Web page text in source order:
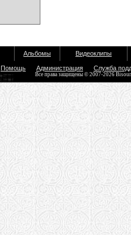
Альбомы Видеоклипы
Помощь Администрация Служба
Все права защищены © 2007-2026